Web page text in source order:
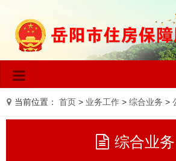
当前位置： 首页 > 业务工作 > 综合业务 >
综合业务